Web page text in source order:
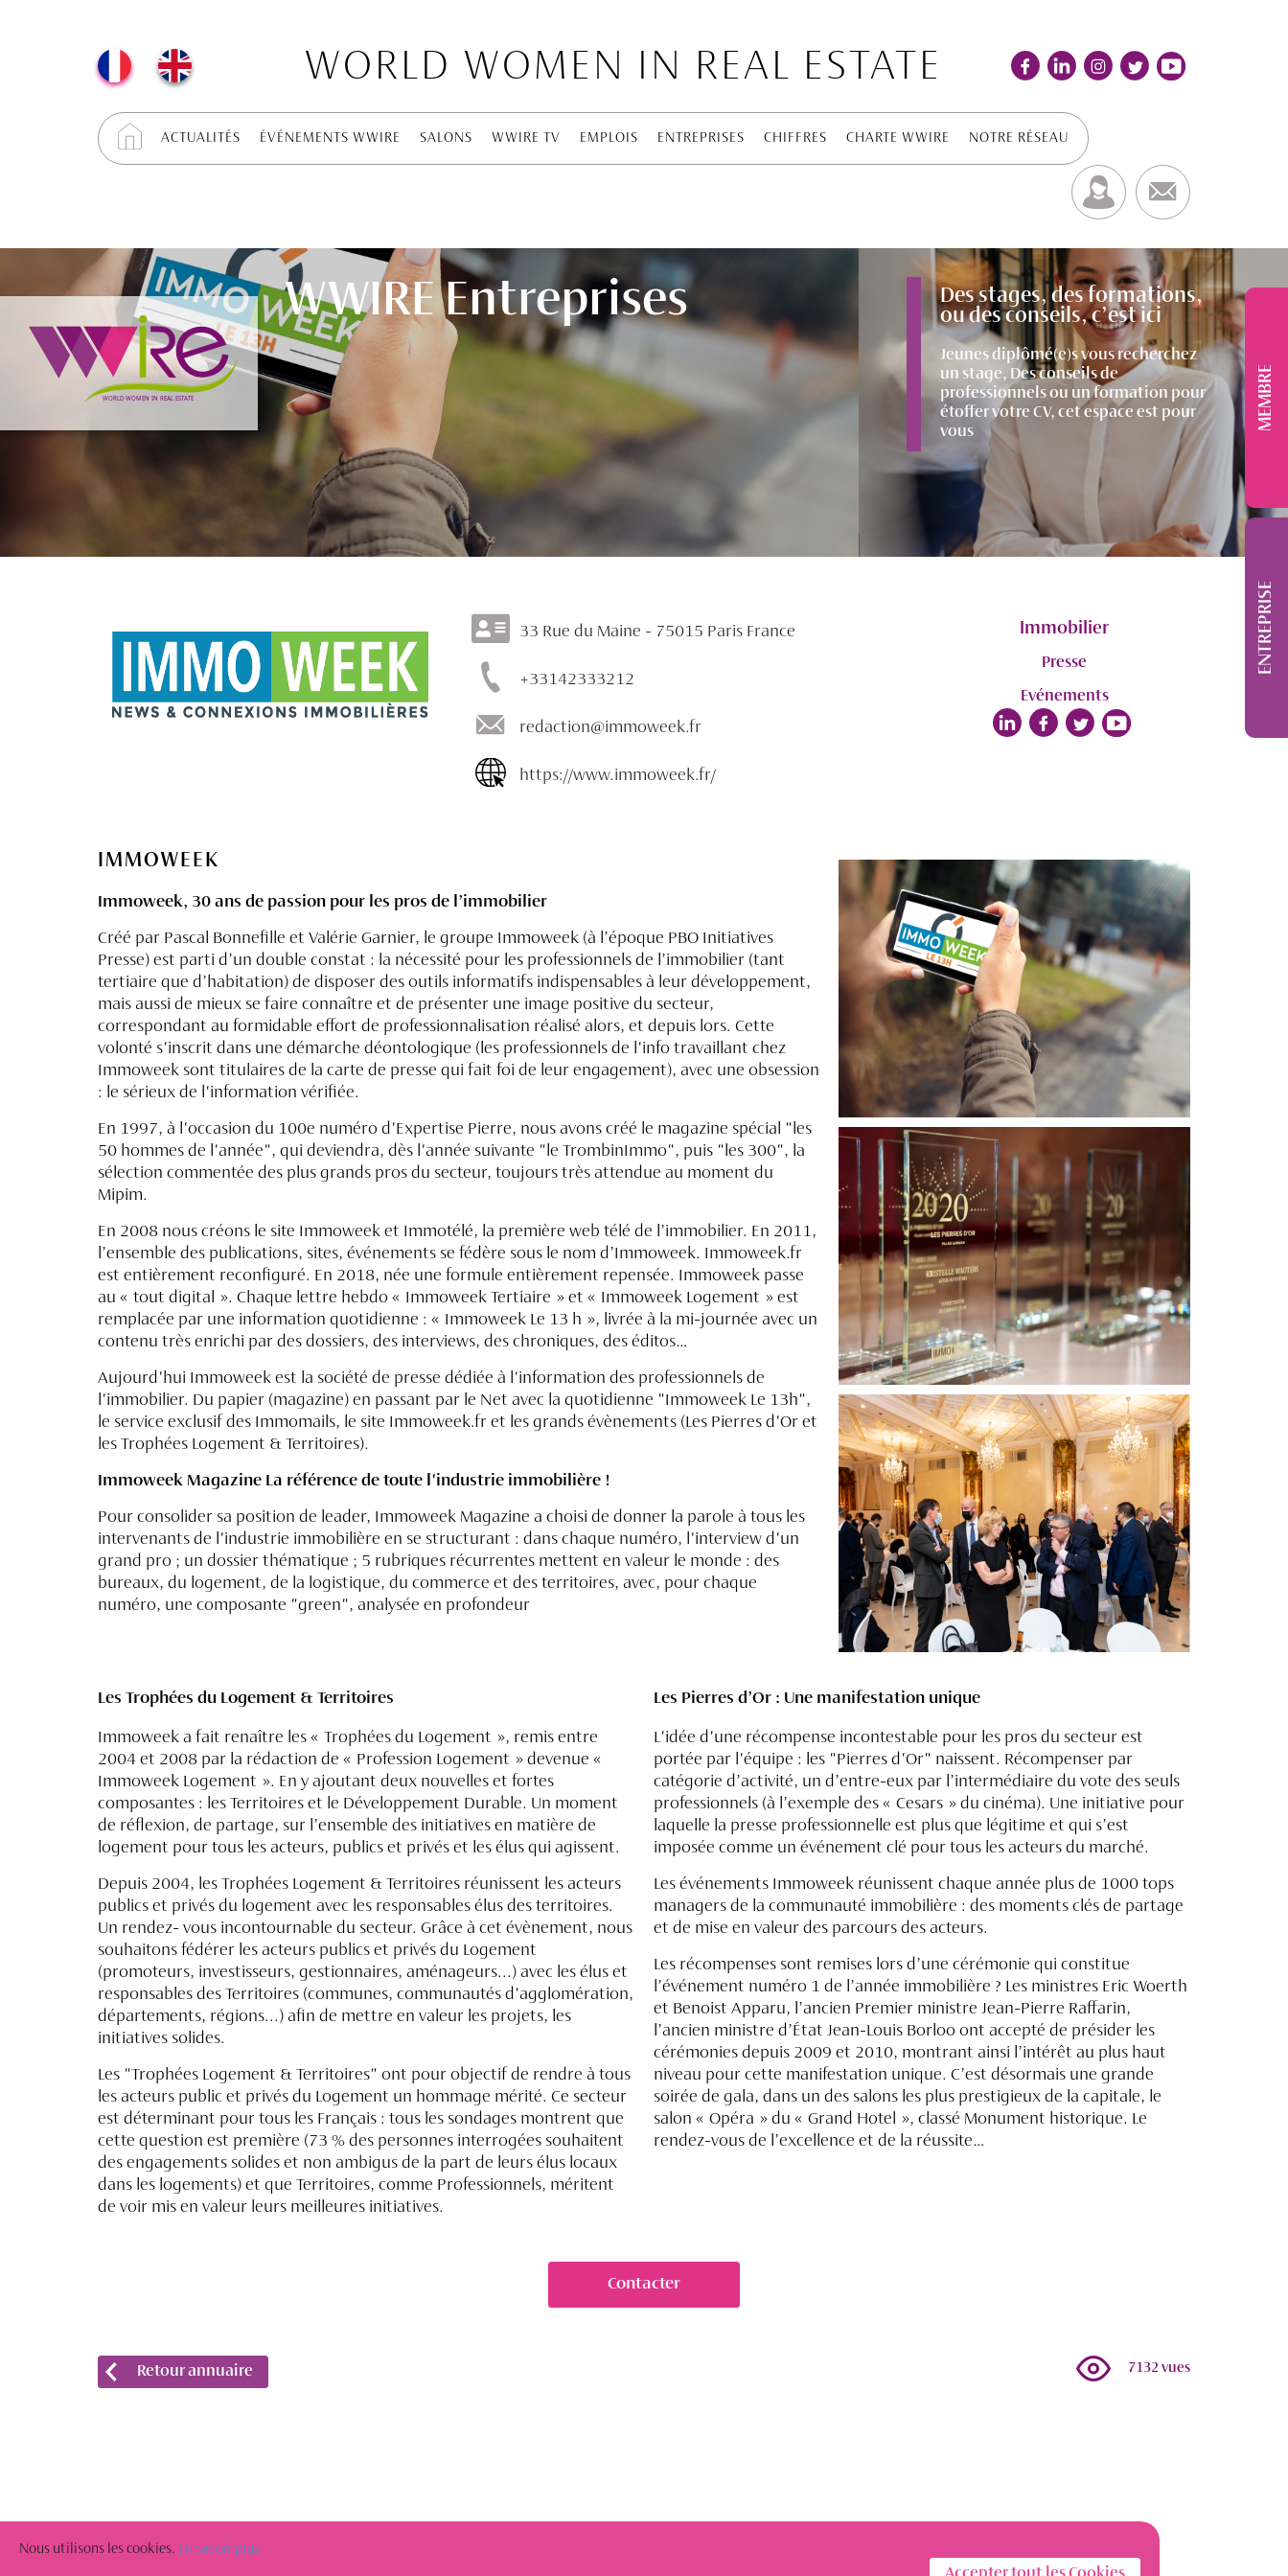
ENTREPRISE
MEMBRE
WORLD WOMEN IN REAL ESTATE
ACTUALITÉS ÉVÉNEMENTS WWIRE SALONS WWIRE TV EMPLOIS ENTREPRISES CHIFFRES CHARTE WWIRE NOTRE RÉSEAU
WWIRE Entreprises
Des stages, des formations,
ou des conseils, c’est ici
Jeunes diplômé(e)s vous recherchez
un stage, Des conseils de
professionnels ou un formation pour
étoffer votre CV, cet espace est pour
vous
33 Rue du Maine - 75015 Paris France
+33142333212
redaction@immoweek.fr
https://www.immoweek.fr/
Immobilier
Presse
Evénements
IMMOWEEK
Immoweek, 30 ans de passion pour les pros de l’immobilier
Créé par Pascal Bonnefille et Valérie Garnier, le groupe Immoweek (à l’époque PBO Initiatives
Presse) est parti d’un double constat : la nécessité pour les professionnels de l’immobilier (tant
tertiaire que d’habitation) de disposer des outils informatifs indispensables à leur développement,
mais aussi de mieux se faire connaître et de présenter une image positive du secteur,
correspondant au formidable effort de professionnalisation réalisé alors, et depuis lors. Cette
volonté s'inscrit dans une démarche déontologique (les professionnels de l'info travaillant chez
Immoweek sont titulaires de la carte de presse qui fait foi de leur engagement), avec une obsession
: le sérieux de l'information vérifiée.
En 1997, à l'occasion du 100e numéro d'Expertise Pierre, nous avons créé le magazine spécial "les
50 hommes de l'année", qui deviendra, dès l'année suivante "le TrombinImmo", puis "les 300", la
sélection commentée des plus grands pros du secteur, toujours très attendue au moment du
Mipim.
En 2008 nous créons le site Immoweek et Immotélé, la première web télé de l’immobilier. En 2011,
l’ensemble des publications, sites, événements se fédère sous le nom d’Immoweek. Immoweek.fr
est entièrement reconfiguré. En 2018, née une formule entièrement repensée. Immoweek passe
au « tout digital ». Chaque lettre hebdo « Immoweek Tertiaire » et « Immoweek Logement » est
remplacée par une information quotidienne : « Immoweek Le 13 h », livrée à la mi-journée avec un
contenu très enrichi par des dossiers, des interviews, des chroniques, des éditos…
Aujourd'hui Immoweek est la société de presse dédiée à l'information des professionnels de
l'immobilier. Du papier (magazine) en passant par le Net avec la quotidienne "Immoweek Le 13h",
le service exclusif des Immomails, le site Immoweek.fr et les grands évènements (Les Pierres d'Or et
les Trophées Logement & Territoires).
Immoweek Magazine La référence de toute l'industrie immobilière !
Pour consolider sa position de leader, Immoweek Magazine a choisi de donner la parole à tous les
intervenants de l'industrie immobilière en se structurant : dans chaque numéro, l'interview d'un
grand pro ; un dossier thématique ; 5 rubriques récurrentes mettent en valeur le monde : des
bureaux, du logement, de la logistique, du commerce et des territoires, avec, pour chaque
numéro, une composante "green", analysée en profondeur
Les Trophées du Logement & Territoires
Immoweek a fait renaître les « Trophées du Logement », remis entre
2004 et 2008 par la rédaction de « Profession Logement » devenue «
Immoweek Logement ». En y ajoutant deux nouvelles et fortes
composantes : les Territoires et le Développement Durable. Un moment
de réflexion, de partage, sur l’ensemble des initiatives en matière de
logement pour tous les acteurs, publics et privés et les élus qui agissent.
Depuis 2004, les Trophées Logement & Territoires réunissent les acteurs
publics et privés du logement avec les responsables élus des territoires.
Un rendez- vous incontournable du secteur. Grâce à cet évènement, nous
souhaitons fédérer les acteurs publics et privés du Logement
(promoteurs, investisseurs, gestionnaires, aménageurs...) avec les élus et
responsables des Territoires (communes, communautés d'agglomération,
départements, régions...) afin de mettre en valeur les projets, les
initiatives solides.
Les "Trophées Logement & Territoires" ont pour objectif de rendre à tous
les acteurs public et privés du Logement un hommage mérité. Ce secteur
est déterminant pour tous les Français : tous les sondages montrent que
cette question est première (73 % des personnes interrogées souhaitent
des engagements solides et non ambigus de la part de leurs élus locaux
dans les logements) et que Territoires, comme Professionnels, méritent
de voir mis en valeur leurs meilleures initiatives.
Les Pierres d’Or : Une manifestation unique
L'idée d'une récompense incontestable pour les pros du secteur est
portée par l'équipe : les "Pierres d'Or" naissent. Récompenser par
catégorie d’activité, un d’entre-eux par l’intermédiaire du vote des seuls
professionnels (à l’exemple des « Cesars » du cinéma). Une initiative pour
laquelle la presse professionnelle est plus que légitime et qui s’est
imposée comme un événement clé pour tous les acteurs du marché.
Les événements Immoweek réunissent chaque année plus de 1000 tops
managers de la communauté immobilière : des moments clés de partage
et de mise en valeur des parcours des acteurs.
Les récompenses sont remises lors d’une cérémonie qui constitue
l’événement numéro 1 de l’année immobilière ? Les ministres Eric Woerth
et Benoist Apparu, l’ancien Premier ministre Jean-Pierre Raffarin,
l’ancien ministre d’État Jean-Louis Borloo ont accepté de présider les
cérémonies depuis 2009 et 2010, montrant ainsi l’intérêt au plus haut
niveau pour cette manifestation unique. C’est désormais une grande
soirée de gala, dans un des salons les plus prestigieux de la capitale, le
salon « Opéra » du « Grand Hotel », classé Monument historique. Le
rendez-vous de l’excellence et de la réussite…
Contacter
Retour annuaire 7132 vues
Nous utilisons les cookies. En savoir plus